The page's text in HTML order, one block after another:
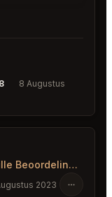
8 Augustus
De Franse Koekjesfabriek Yountville Beoordelingen
2023